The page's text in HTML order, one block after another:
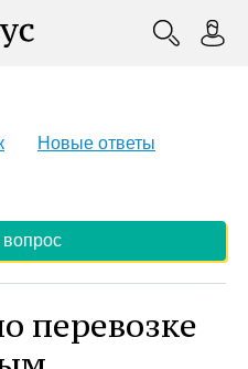
Новые ответы
перевозке